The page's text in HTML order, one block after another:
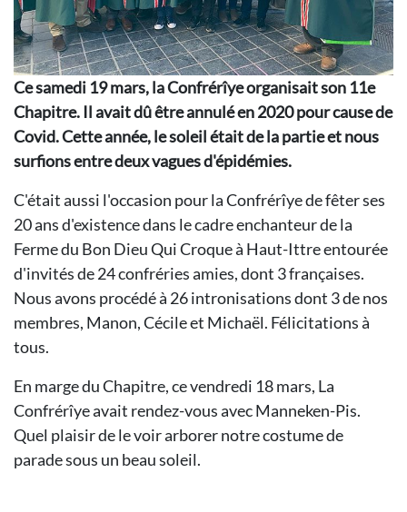
Ce samedi 19 mars, la Confrérîye organisait son 11e
Chapitre. Il avait dû être annulé en 2020 pour cause de
Covid. Cette année, le soleil était de la partie et nous
surfions entre deux vagues d'épidémies.
C'était aussi l'occasion pour la Confrérîye de fêter ses
20 ans d'existence dans le cadre enchanteur de la
Ferme du Bon Dieu Qui Croque à Haut-Ittre entourée
d'invités de 24 confréries amies, dont 3 françaises.
Nous avons procédé à 26 intronisations dont 3 de nos
membres, Manon, Cécile et Michaël. Félicitations à
tous.
En marge du Chapitre, ce vendredi 18 mars, La
Confrérîye avait rendez-vous avec Manneken-Pis.
Quel plaisir de le voir arborer notre costume de
parade sous un beau soleil.